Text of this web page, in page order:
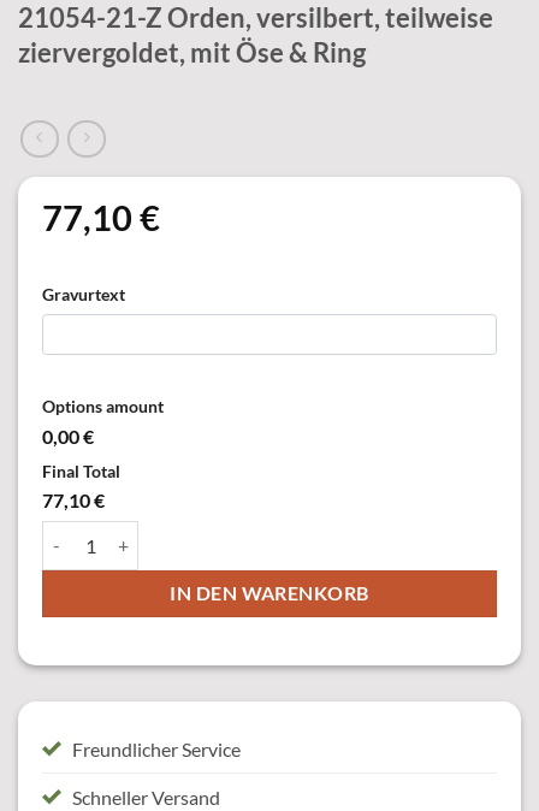
21054-21-Z Orden, versilbert, teilweise
ziervergoldet, mit Öse & Ring
77,10 €
Gravurtext
Options amount
0,00 €
Final Total
77,10 €
IN DEN WARENKORB
Freundlicher Service
Schneller Versand